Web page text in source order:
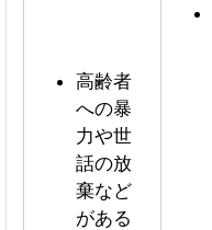
高齢者
への暴
力や世
話の放
棄など
がある